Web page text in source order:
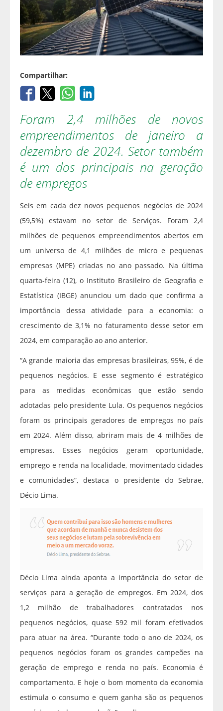
Compartilhar:
Foram 2,4 milhões de novos
empreendimentos de janeiro a
dezembro de 2024. Setor também
é um dos principais na geração
de empregos
Seis em cada dez novos pequenos negócios de 2024
(59,5%) estavam no setor de Serviços. Foram 2,4
milhões de pequenos empreendimentos abertos em
um universo de 4,1 milhões de micro e pequenas
empresas (MPE) criadas no ano passado. Na última
quarta-feira (12), o Instituto Brasileiro de Geografia e
Estatística (IBGE) anunciou um dado que confirma a
importância dessa atividade para a economia: o
crescimento de 3,1% no faturamento desse setor em
2024, em comparação ao ano anterior.
“A grande maioria das empresas brasileiras, 95%, é de
pequenos negócios. E esse segmento é estratégico
para as medidas econômicas que estão sendo
adotadas pelo presidente Lula. Os pequenos negócios
foram os principais geradores de empregos no país
em 2024. Além disso, abriram mais de 4 milhões de
empresas. Esses negócios geram oportunidade,
emprego e renda na localidade, movimentado cidades
e comunidades”, destaca o presidente do Sebrae,
Décio Lima.
Décio Lima ainda aponta a importância do setor de
serviços para a geração de empregos. Em 2024, dos
1,2 milhão de trabalhadores contratados nos
pequenos negócios, quase 592 mil foram efetivados
para atuar na área. “Durante todo o ano de 2024, os
pequenos negócios foram os grandes campeões na
geração de emprego e renda no país. Economia é
comportamento. E hoje o bom momento da economia
estimula o consumo e quem ganha são os pequenos